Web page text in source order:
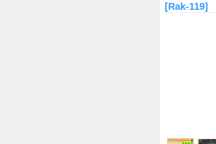
[Rak-119]